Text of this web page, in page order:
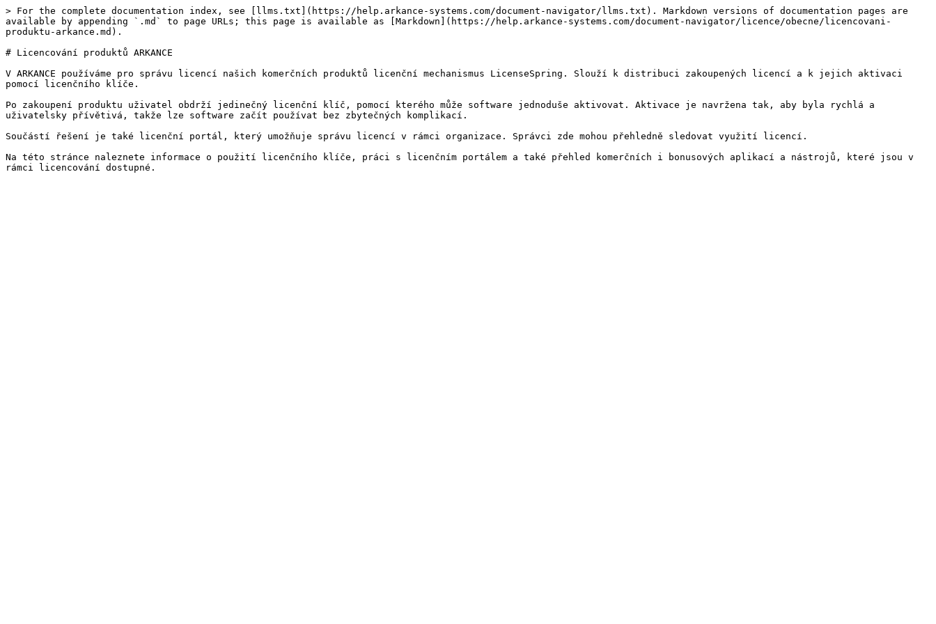
> For the complete documentation index, see [llms.txt](https://help.arkance-systems.com/document-navigator/llms.txt). Markdown versions of documentation pages are
available by appending `.md` to page URLs; this page is available as [Markdown](https://help.arkance-systems.com/document-navigator/licence/obecne/licencovani-
produktu-arkance.md).
# Licencování produktů ARKANCE
V ARKANCE používáme pro správu licencí našich komerčních produktů licenční mechanismus LicenseSpring. Slouží k distribuci zakoupených licencí a k jejich aktivaci
pomocí licenčního klíče.
Po zakoupení produktu uživatel obdrží jedinečný licenční klíč, pomocí kterého může software jednoduše aktivovat. Aktivace je navržena tak, aby byla rychlá a
uživatelsky přívětivá, takže lze software začít používat bez zbytečných komplikací.
Součástí řešení je také licenční portál, který umožňuje správu licencí v rámci organizace. Správci zde mohou přehledně sledovat využití licencí.
Na této stránce naleznete informace o použití licenčního klíče, práci s licenčním portálem a také přehled komerčních i bonusových aplikací a nástrojů, které jsou v